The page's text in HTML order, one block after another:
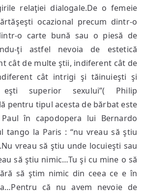
relaţiei dialogale.De o femeie
ocazional precum dintr-o
o carte bună sau o piesă de
ţi astfel nevoia de estetică
cât de multe ştii, indiferent cât de
cât intrigi şi tăinuieşti şi
superior sexului”( Philip
pentru tipul acesta de bărbat este
în capodopera lui Bernardo
tango la Paris : “nu vreau să ştiu
vreau să ştiu unde locuieşti sau
să ştiu nimic…Tu şi cu mine o să
să ştim nimic din ceea ce e în
că nu avem nevoie de